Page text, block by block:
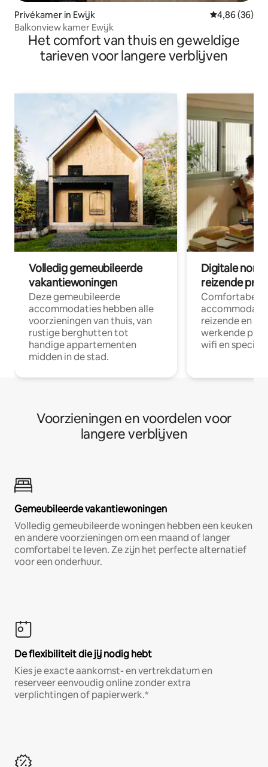
Privékamer in Ewijk Gemiddelde
4,86 (36)
Balkonview kamer Ewijk
Het comfort van thuis en geweldige
tarieven voor langere verblijven
Volledig gemeubileerde
vakantiewoningen
Deze gemeubileerde
accommodaties hebben alle
voorzieningen van thuis, van
rustige berghutten tot
handige appartementen
midden in de stad.
Digitale
reizende
Comfortabele
reizende en
werkende
wifi en
Voorzieningen en voordelen voor
langere verblijven
Gemeubileerde vakantiewoningen
Volledig gemeubileerde woningen hebben een keuken
en andere voorzieningen om een maand of langer
comfortabel te leven. Ze zijn het perfecte alternatief
voor een onderhuur.
De flexibiliteit die jij nodig hebt
Kies je exacte aankomst- en vertrekdatum en
reserveer eenvoudig online zonder extra
verplichtingen of papierwerk.*